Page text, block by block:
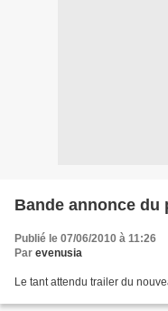
Bande annonce du
Publié le 07/06/2010 à 11:26
Par evenusia
Le tant attendu trailer du